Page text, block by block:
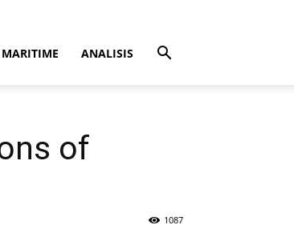
MARITIME ANALISIS
of
1087